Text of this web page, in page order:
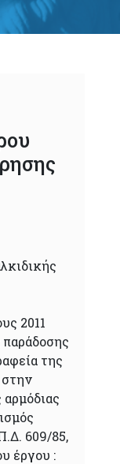
2011
της
αρμόδιας
609/85,
έργου :